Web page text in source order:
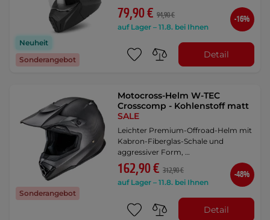
Neuheit
Sonderangebot
79,90 € 94,90 €
auf Lager – 11.8. bei Ihnen
-16%
Detail
Sonderangebot
Motocross-Helm W-TEC
Crosscomp - Kohlenstoff matt
SALE
Leichter Premium-Offroad-Helm mit
Kabron-Fiberglas-Schale und
aggressiver Form, …
162,90 € 312,90 €
auf Lager – 11.8. bei Ihnen
-48%
Detail